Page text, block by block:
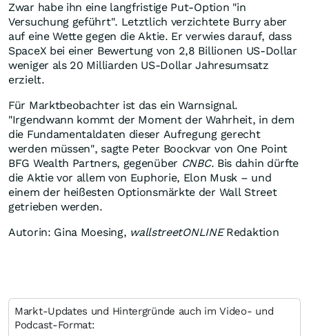
Zwar habe ihn eine langfristige Put-Option "in
Versuchung geführt". Letztlich verzichtete Burry aber
auf eine Wette gegen die Aktie. Er verwies darauf, dass
SpaceX bei einer Bewertung von 2,8 Billionen US-Dollar
weniger als 20 Milliarden US-Dollar Jahresumsatz
erzielt.
Für Marktbeobachter ist das ein Warnsignal.
"Irgendwann kommt der Moment der Wahrheit, in dem
die Fundamentaldaten dieser Aufregung gerecht
werden müssen", sagte Peter Boockvar von One Point
BFG Wealth Partners, gegenüber CNBC. Bis dahin dürfte
die Aktie vor allem von Euphorie, Elon Musk – und
einem der heißesten Optionsmärkte der Wall Street
getrieben werden.
Autorin: Gina Moesing, wallstreetONLINERedaktion
Markt-Updates und Hintergründe auch im Video- und
Podcast-Format: